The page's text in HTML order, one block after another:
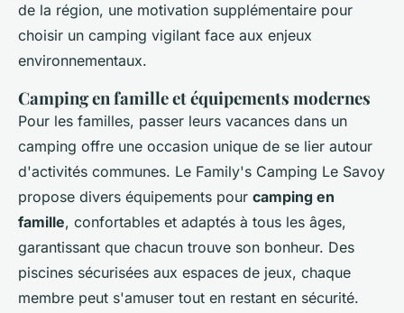
de la région, une motivation supplémentaire pour
choisir un camping vigilant face aux enjeux
environnementaux.
Camping en famille et équipements modernes
Pour les familles, passer leurs vacances dans un
camping offre une occasion unique de se lier autour
d'activités communes. Le Family's Camping Le Savoy
propose divers équipements pour camping en
famille, confortables et adaptés à tous les âges,
garantissant que chacun trouve son bonheur. Des
piscines sécurisées aux espaces de jeux, chaque
membre peut s'amuser tout en restant en sécurité.